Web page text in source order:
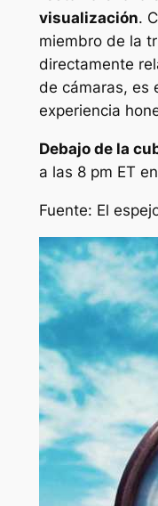
visualización.
miembro de la
directamente
de cámaras, es
experiencia
Debajo de la
a las 8 pm ET
Fuente: El